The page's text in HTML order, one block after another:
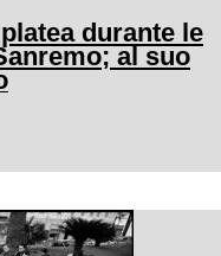
durante le
al suo